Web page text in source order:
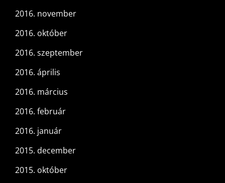
2016. november
2016. október
2016. szeptember
2016. április
2016. március
2016. február
2016. január
2015. december
2015. október